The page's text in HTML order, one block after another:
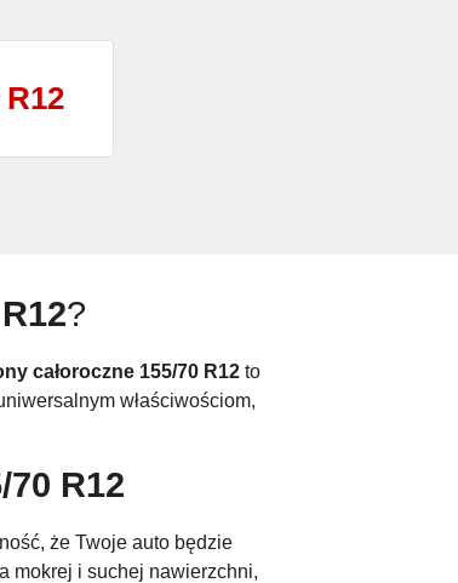
R12
?
całoroczne 155/70 R12 to
właściwościom,
R12
że Twoje auto będzie
mokrej i suchej nawierzchni,